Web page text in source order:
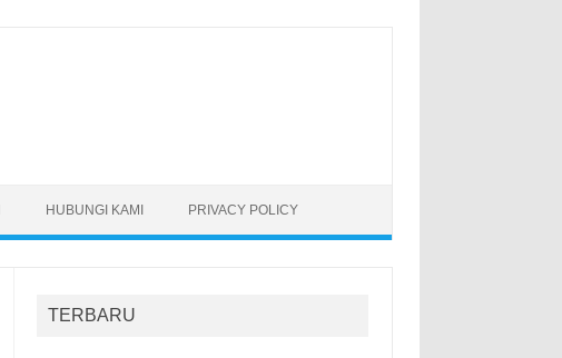
HUBUNGI KAMI PRIVACY POLICY
TERBARU